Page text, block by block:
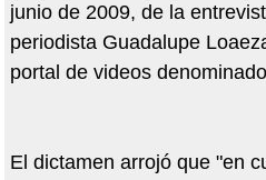
junio de 2009, de la
periodista Guadalupe
portal de videos
El dictamen arrojó que "en